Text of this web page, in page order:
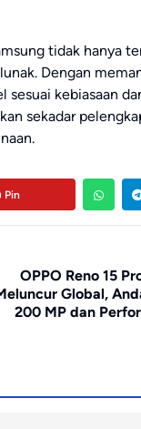
tidak hanya
Dengan
sesuai kebiasaan
sekadar
Pin
OPPO Reno 15
Global,
200 MP dan